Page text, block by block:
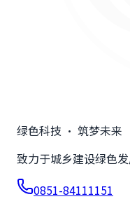
绿色科技 · 筑梦未来
致力于城乡建设绿色
0851-84111151